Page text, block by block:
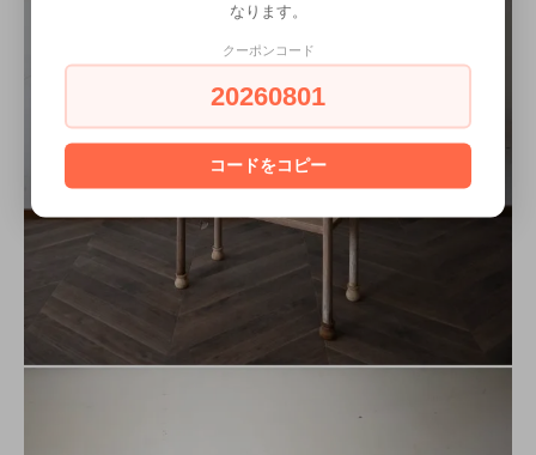
なります。
クーポンコード
20260801
コードをコピー